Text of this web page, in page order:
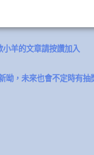
羊的文章請按讚加入
呦，未來也會不定時有抽